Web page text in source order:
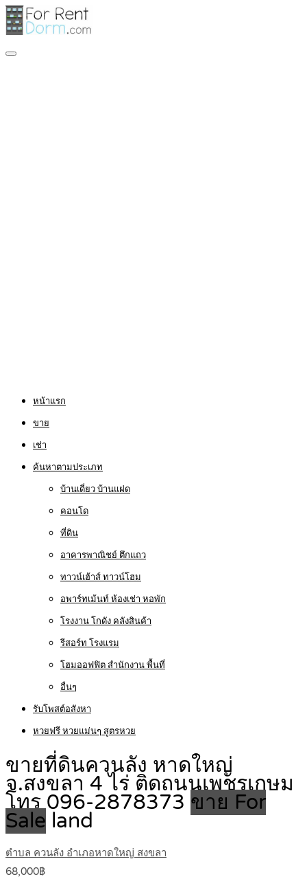
หน้าแรก
ขาย
เช่า
ค้นหาตามประเภท
บ้านเดี่ยว บ้านแฝด
คอนโด
ที่ดิน
อาคารพาณิชย์ ตึกแถว
ทาวน์เฮ้าส์ ทาวน์โฮม
อพาร์ทเม้นท์ ห้องเช่า หอพัก
โรงงาน โกดัง คลังสินค้า
รีสอร์ท โรงแรม
โฮมออฟฟิต สำนักงาน พื้นที่
อื่นๆ
รับโพสต์อสังหา
หวยฟรี หวยแม่นๆ สูตรหวย
ขายที่ดินควนลัง หาดใหญ่
จ.สงขลา 4 ไร่ ติดถนนเพชรเกษม
โทร 096-2878373 ขาย For
Sale land
ตำบล ควนลัง อำเภอหาดใหญ่ สงขลา
68,000฿